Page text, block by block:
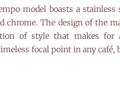
model boasts a
chrome. The design of the
of style that makes for
focal point in any café,